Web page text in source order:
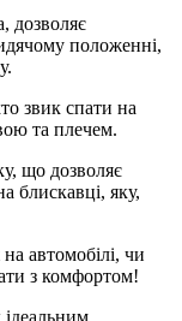
дозволяє
положенні,
звик спати на
та плечем.
що дозволяє
блискавці, яку,
автомобілі, чи
з комфортом!